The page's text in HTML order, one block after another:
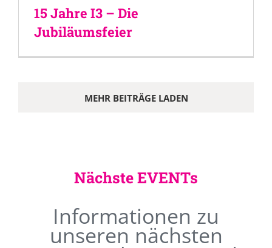
15 Jahre I3 – Die
Jubiläumsfeier
MEHR BEITRÄGE LADEN
Nächste EVENTs
Informationen zu
unseren nächsten